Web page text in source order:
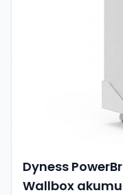
Dyness
Wallbox